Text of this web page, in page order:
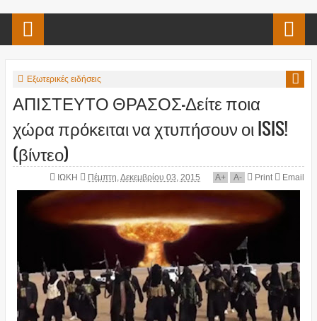
Εξωτερικές ειδήσεις
ΑΠΙΣΤΕΥΤΟ ΘΡΑΣΟΣ-Δείτε ποια
χώρα πρόκειται να χτυπήσουν οι ISIS!
(βίντεο)
ΙΩΚΗ Πέμπτη, Δεκεμβρίου 03, 2015 A+ A- Print Email